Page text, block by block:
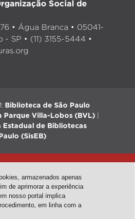
Social de
• Água Branca • 05041-
- SP • (11) 3155-5444 •
Biblioteca de São Paulo
Parque Villa-Lobos (BVL)
Estadual de Bibliotecas
(SisEB)
| Arte: Passarim db
topo
armazenados apenas
de aprimorar a experiência
nosso portal implica
em linha com a